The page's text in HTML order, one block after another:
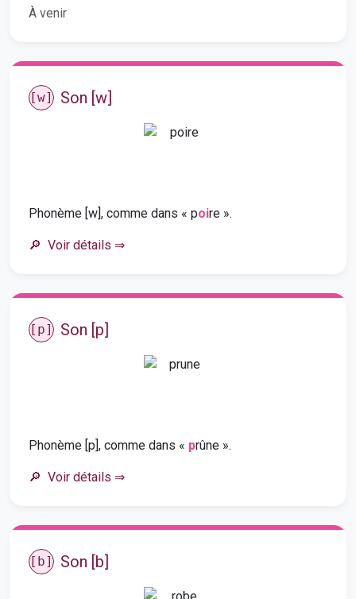
À venir
[w] Son [w]
Phonème [w], comme dans « poire ».
Voir détails ⇒
[p] Son [p]
Phonème [p], comme dans « prûne ».
Voir détails ⇒
[b] Son [b]